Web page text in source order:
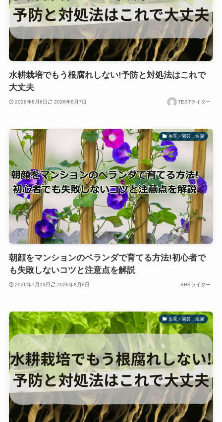
水耕栽培でもう根腐れしない!予防と対処法はこれで
大丈夫
2026年8月6日 2026年8月7日 TESTライター
生花・園芸・造園
朝顔をマンションのベランダで育てる方法!初心者で
も失敗しないコツと注意点を解説
2026年7月13日 2026年8月6日 SHSライター
生花・園芸・造園